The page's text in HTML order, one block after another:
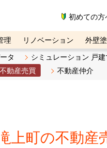
初めての方
理 リノベーション 外壁
Biz 不動産売却ご相談デス
タ
シミュレーション 戸建
不動産売買 不動産仲介
上町の不動産